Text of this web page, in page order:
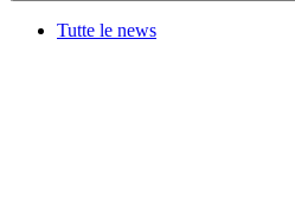
Tutte le news